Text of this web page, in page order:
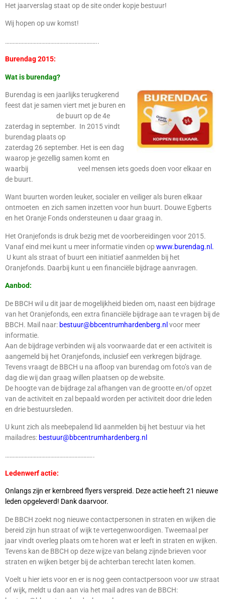
Het jaarverslag staat op de site onder kopje bestuur!
Wij hopen op uw komst!
……………………………………………………..
Burendag 2015:
Wat is burendag?
Burendag is een jaarlijks terugkerend
feest dat je samen viert met je buren en
de buurt op de 4e
zaterdag in september. In 2015 vindt
burendag plaats op
zaterdag 26 september. Het is een dag
waarop je gezellig samen komt en
waarbij veel mensen iets goeds doen voor elkaar en
de buurt.
Want buurten worden leuker, socialer en veiliger als buren elkaar
ontmoeten en zich samen inzetten voor hun buurt. Douwe Egberts
en het Oranje Fonds ondersteunen u daar graag in.
Het Oranjefonds is druk bezig met de voorbereidingen voor 2015.
Vanaf eind mei kunt u meer informatie vinden op www.burendag.nl.
U kunt als straat of buurt een initiatief aanmelden bij het
Oranjefonds. Daarbij kunt u een financiële bijdrage aanvragen.
Aanbod:
De BBCH wil u dit jaar de mogelijkheid bieden om, naast een bijdrage
van het Oranjefonds, een extra financiële bijdrage aan te vragen bij de
BBCH. Mail naar: bestuur@bbcentrumhardenberg.nl voor meer
informatie.
Aan de bijdrage verbinden wij als voorwaarde dat er een activiteit is
aangemeld bij het Oranjefonds, inclusief een verkregen bijdrage.
Tevens vraagt de BBCH u na afloop van burendag om foto’s van de
dag die wij dan graag willen plaatsen op de website.
De hoogte van de bijdrage zal afhangen van de grootte en/of opzet
van de activiteit en zal bepaald worden per activiteit door drie leden
en drie bestuursleden.
U kunt zich als meebepalend lid aanmelden bij het bestuur via het
mailadres: bestuur@bbcentrumhardenberg.nl
…………………………………………………..
Ledenwerf actie:
Onlangs zijn er kernbreed flyers verspreid. Deze actie heeft 21 nieuwe
leden opgeleverd! Dank daarvoor.
De BBCH zoekt nog nieuwe contactpersonen in straten en wijken die
bereid zijn hun straat of wijk te vertegenwoordigen. Tweemaal per
jaar vindt overleg plaats om te horen wat er leeft in straten en wijken.
Tevens kan de BBCH op deze wijze van belang zijnde brieven voor
straten en wijken betger bij de achterban terecht laten komen.
Voelt u hier iets voor en er is nog geen contactpersoon voor uw straat
of wijk, meldt u dan aan via het mail adres van de BBCH: